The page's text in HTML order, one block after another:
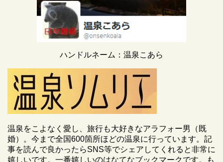
ハンドルネーム：温泉こあら
温泉をこよなく愛し、旅行も大好きなアラフォー男（既
婚）。今まで全国600箇所ほどの温泉に行っています。記
事を読んで良かったらSNS等でシェアしてくれると非常に
嬉しいです。一番嬉しいのはなてなブックマークです。も